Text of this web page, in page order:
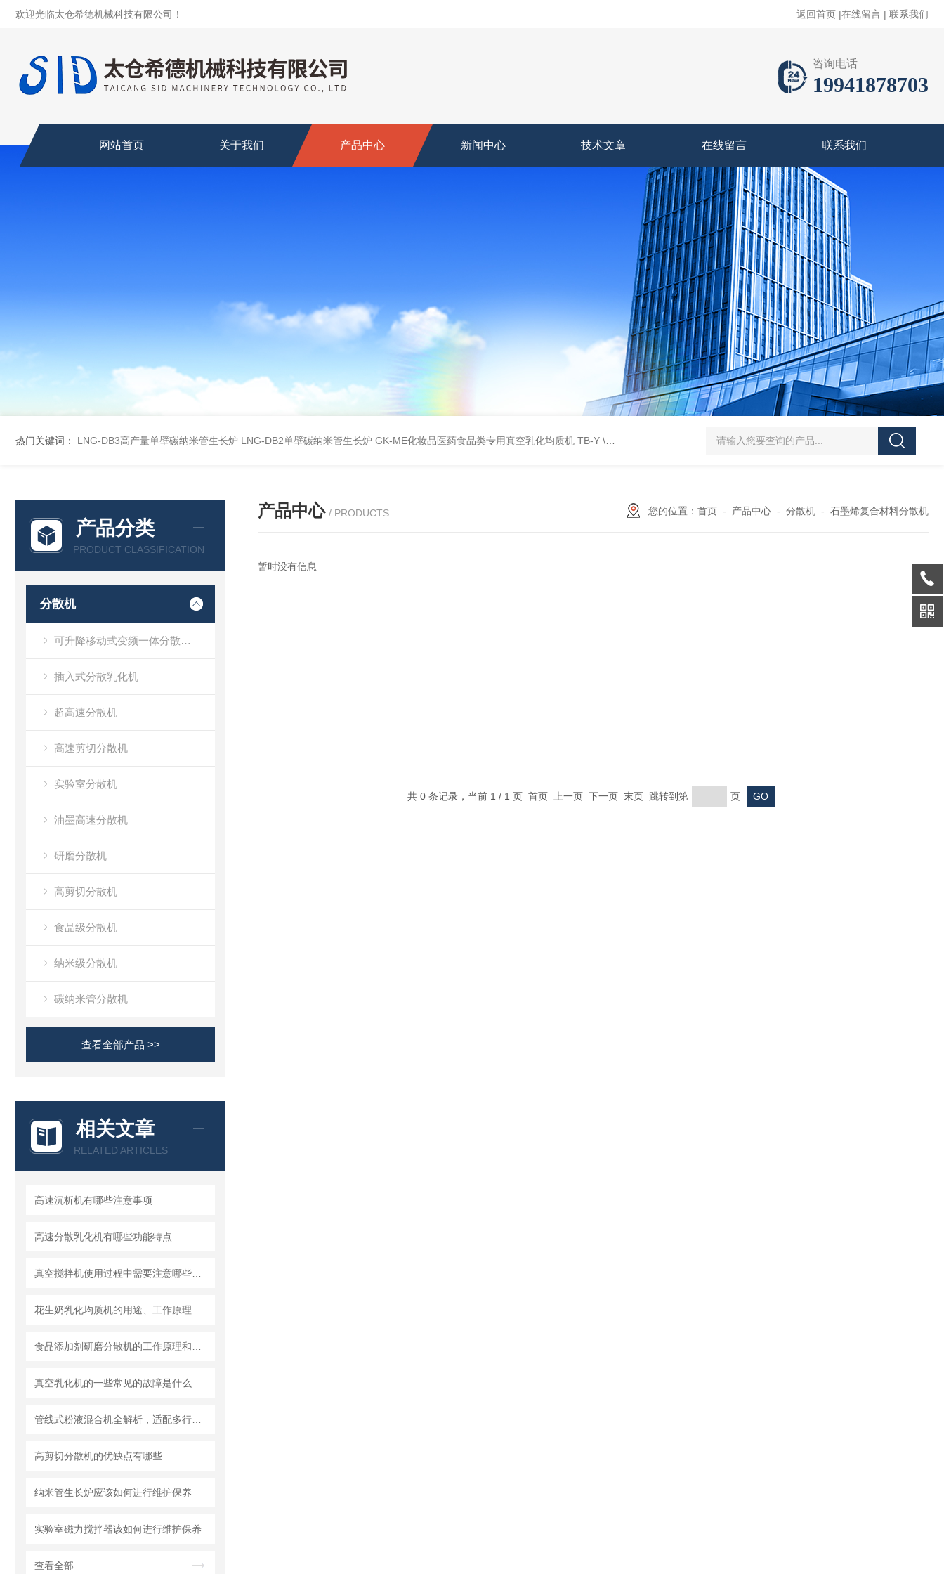
欢迎光临太仓希德机械科技有限公司！ 返回首页 |在线留言 | 联系我们
咨询电话
19941878703
网站首页 关于我们 产品中心 新闻中心 技术文章 在线留言 联系我们
热门关键词： LNG-DB3高产量单壁碳纳米管生长炉 LNG-DB2单壁碳纳米管生长炉 GK-ME化妆品医药食品类专用真空乳化均质机 TB-Y \TB-SSID全自动圆瓶罐贴标机 SJMFSID/希德 鸡骨泥湿法粉碎胶体磨 超细粉
产品分类
PRODUCT CLASSIFICATION
分散机
可升降移动式变频一体分散乳化机
插入式分散乳化机
超高速分散机
高速剪切分散机
实验室分散机
油墨高速分散机
研磨分散机
高剪切分散机
食品级分散机
纳米级分散机
碳纳米管分散机
查看全部产品 >>
相关文章
RELATED ARTICLES
高速沉析机有哪些注意事项
高速分散乳化机有哪些功能特点
真空乳化机的一些常见的故障是什么
高剪切分散机的优缺点有哪些
纳米管生长炉应该如何进行维护保养
实验室磁力搅拌器该如何进行维护保养
查看全部
产品中心 / PRODUCTS 您的位置： 首页 - 产品中心 - 分散机 - 石墨烯复合材料分散机
暂时没有信息
共 0 条记录，当前 1 / 1 页 首页 上一页 下一页 末页 跳转到第 页